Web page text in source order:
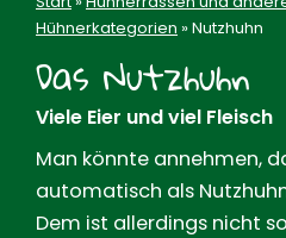
Hühnerkategorien »Nutzhuhn
Das Nutzhuhn
Viele Eier und viel Fleisch
Man könnte annehmen,
automatisch als
Dem ist allerdings nicht